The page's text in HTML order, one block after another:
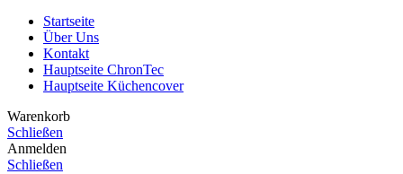
Startseite
Über Uns
Kontakt
Hauptseite ChronTec
Hauptseite Küchencover
Warenkorb
Schließen
Anmelden
Schließen